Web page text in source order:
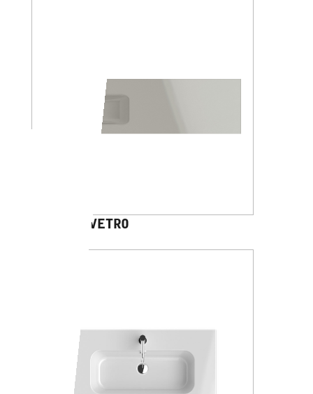
DHARMA VETRO